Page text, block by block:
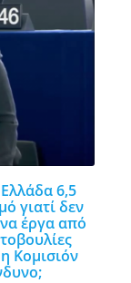
6,5
γιατί δεν
έργα από
Κομισιόν